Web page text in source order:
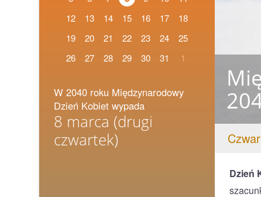
12
13 14 15 16 17
18
19
20 21 22 23 24
25
26
27 28 29 30 31 1
W 2040 roku Międzynarodowy
Dzień Kobiet wypada
8 marca (drugi
czwartek)
Dzień